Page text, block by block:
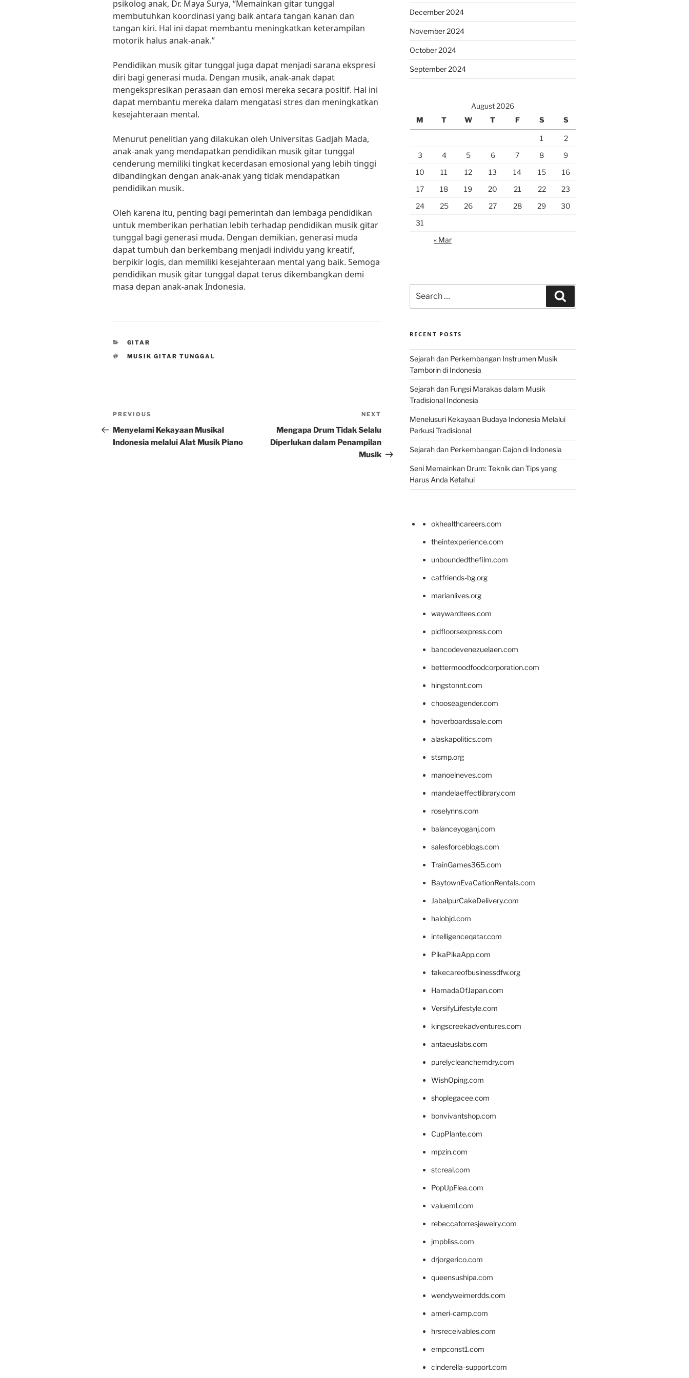
psikolog anak, Dr. Maya Surya, “Memainkan gitar tunggal
membutuhkan koordinasi yang baik antara tangan kanan dan
tangan kiri. Hal ini dapat membantu meningkatkan keterampilan
motorik halus anak-anak.”
Pendidikan musik gitar tunggal juga dapat menjadi sarana ekspresi
diri bagi generasi muda. Dengan musik, anak-anak dapat
mengekspresikan perasaan dan emosi mereka secara positif. Hal ini
dapat membantu mereka dalam mengatasi stres dan meningkatkan
kesejahteraan mental.
Menurut penelitian yang dilakukan oleh Universitas Gadjah Mada,
anak-anak yang mendapatkan pendidikan musik gitar tunggal
cenderung memiliki tingkat kecerdasan emosional yang lebih tinggi
dibandingkan dengan anak-anak yang tidak mendapatkan
pendidikan musik.
Oleh karena itu, penting bagi pemerintah dan lembaga pendidikan
untuk memberikan perhatian lebih terhadap pendidikan musik gitar
tunggal bagi generasi muda. Dengan demikian, generasi muda
dapat tumbuh dan berkembang menjadi individu yang kreatif,
berpikir logis, dan memiliki kesejahteraan mental yang baik. Semoga
pendidikan musik gitar tunggal dapat terus dikembangkan demi
masa depan anak-anak Indonesia.
CATEGORIES
GITAR
TAGS
MUSIK GITAR TUNGGAL
Post
navigation
Previous
Post
PREVIOUS
Menyelami Kekayaan Musikal
Indonesia melalui Alat Musik Piano
Post
NEXT
Mengapa Drum Tidak Selalu
Diperlukan dalam Penampilan
Musik
December 2024
November 2024
October 2024
September 2024
August 2026
M
T W T F S S
1
2
3
4 5 6 7 8
9
10
11 12 13 14 15
16
17
18 19 20 21 22
23
24
25 26 27 28 29
30
31
« Mar
for:
RECENT POSTS
Sejarah dan Perkembangan Instrumen Musik
Tamborin di Indonesia
Sejarah dan Fungsi Marakas dalam Musik
Tradisional Indonesia
Menelusuri Kekayaan Budaya Indonesia Melalui
Perkusi Tradisional
Sejarah dan Perkembangan Cajon di Indonesia
Seni Memainkan Drum: Teknik dan Tips yang
Harus Anda Ketahui
okhealthcareers.com
theintexperience.com
unboundedthefilm.com
catfriends-bg.org
marianlives.org
waywardtees.com
pidfloorsexpress.com
bancodevenezuelaen.com
bettermoodfoodcorporation.com
hingstonnt.com
chooseagender.com
hoverboardssale.com
alaskapolitics.com
stsmp.org
manoelneves.com
mandelaeffectlibrary.com
roselynns.com
balanceyoganj.com
salesforceblogs.com
TrainGames365.com
BaytownEvaCationRentals.com
JabalpurCakeDelivery.com
halobjd.com
intelligenceqatar.com
PikaPikaApp.com
takecareofbusinessdfw.org
HamadaOfJapan.com
VersifyLifestyle.com
kingscreekadventures.com
antaeuslabs.com
purelycleanchemdry.com
WishOping.com
shoplegacee.com
bonvivantshop.com
CupPlante.com
mpzin.com
stcreal.com
PopUpFlea.com
valueml.com
rebeccatorresjewelry.com
jmpbliss.com
drjorgerico.com
queensushipa.com
wendyweimerdds.com
ameri-camp.com
hrsreceivables.com
empconst1.com
cinderella-support.com